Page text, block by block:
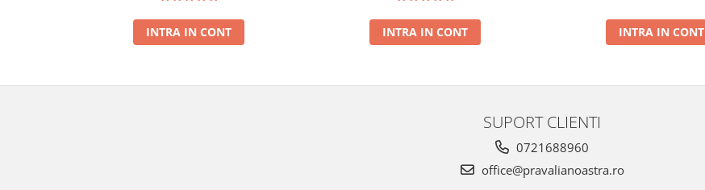
INTRA IN CONT INTRA IN CONT INTRA IN CONT
SUPORT CLIENTI
0721688960
office@pravalianoastra.ro